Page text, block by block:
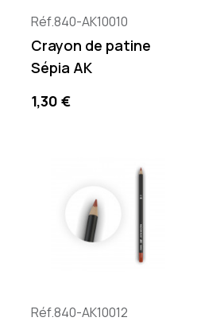
Réf.840-AK10010
Crayon de patine
Sépia AK
Precio
1,30 €
Réf.840-AK10012